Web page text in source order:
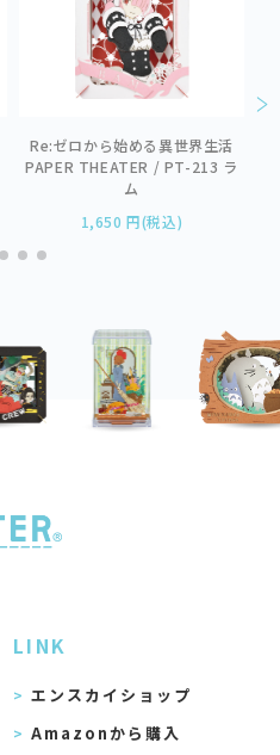
Re:ゼロから始める異世界生活
PAPER THEATER / PT-213 ラ
ム
1,650 円(税込)
LINK
エンスカイショップ
Amazonから購入